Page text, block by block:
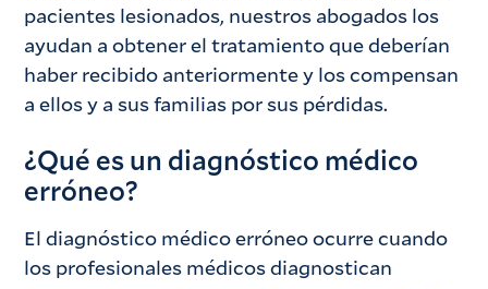
pacientes lesionados, nuestros abogados los
ayudan a obtener el tratamiento que deberían
haber recibido anteriormente y los compensan
a ellos y a sus familias por sus pérdidas.
¿Qué es un diagnóstico médico
erróneo?
El diagnóstico médico erróneo ocurre cuando
los profesionales médicos diagnostican